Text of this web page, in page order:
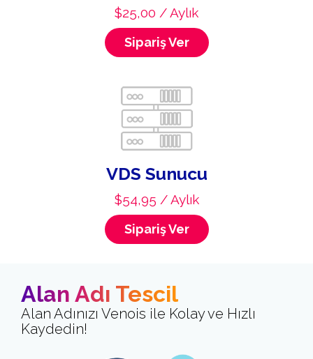
$25,00 / Aylık
Sipariş Ver
VDS Sunucu
$54,95 / Aylık
Sipariş Ver
Alan Adı Tescil
Alan Adınızı Venois ile Kolay ve Hızlı
Kaydedin!